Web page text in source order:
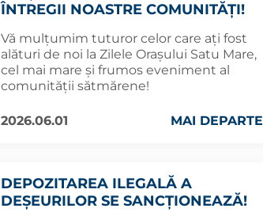
ÎNTREGII NOASTRE COMUNITĂȚI!
Vă mulțumim tuturor celor care ați fost
alături de noi la Zilele Orașului Satu Mare,
cel mai mare și frumos eveniment al
comunității sătmărene!
2026.06.01 MAI DEPARTE
DEPOZITAREA ILEGALĂ A
DEȘEURILOR SE SANCȚIONEAZĂ!